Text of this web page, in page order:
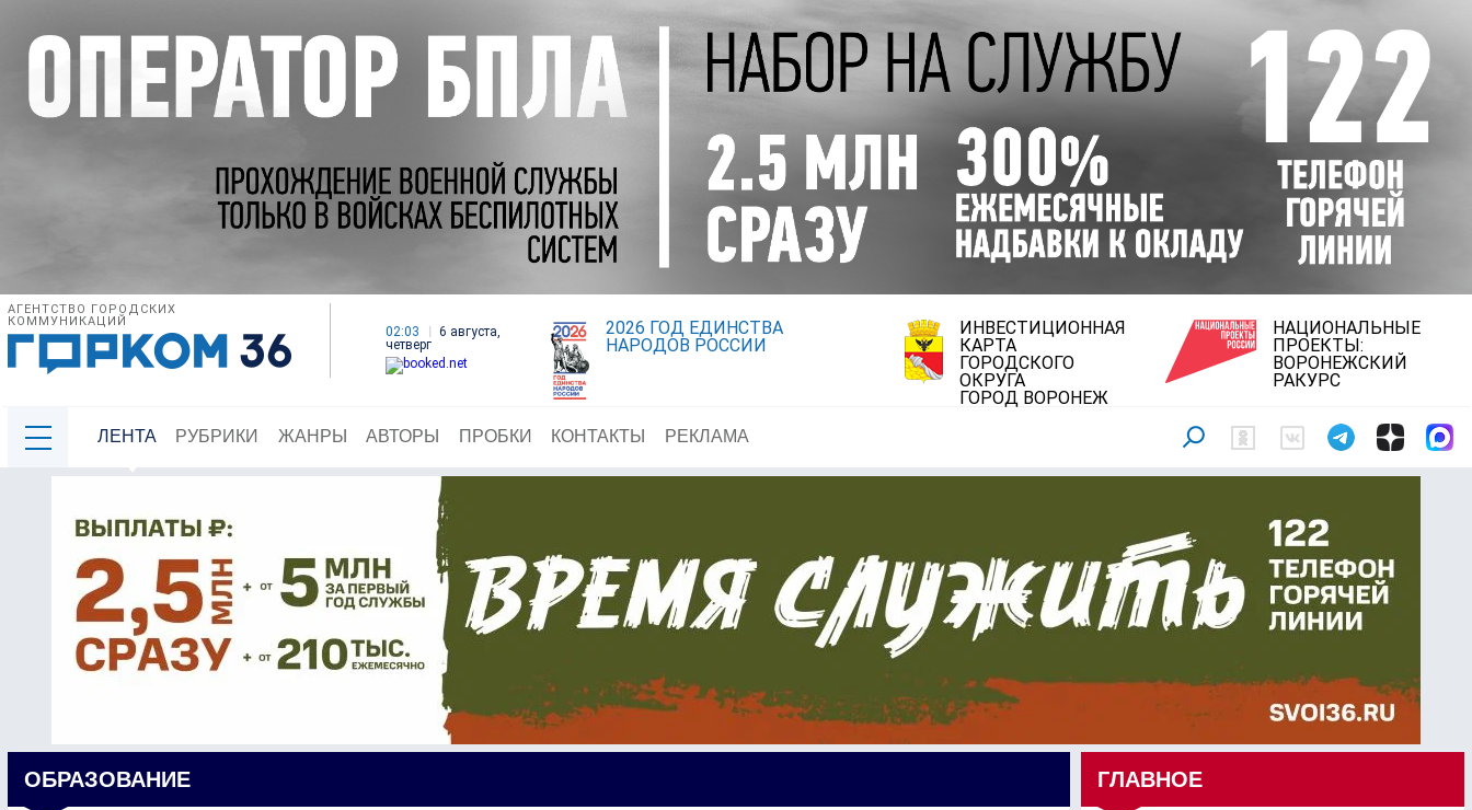
АГЕНТСТВО ГОРОДСКИХ
КОММУНИКАЦИЙ
02:03
6 августа,
четверг
2026 ГОД ЕДИНСТВА
НАРОДОВ РОССИИ
ИНВЕСТИЦИОННАЯ
КАРТА
ГОРОДСКОГО
ОКРУГА
ГОРОД ВОРОНЕЖ
НАЦИОНАЛЬНЫЕ
ПРОЕКТЫ:
ВОРОНЕЖСКИЙ
РАКУРС
ЛЕНТА РУБРИКИ ЖАНРЫ АВТОРЫ ПРОБКИ КОНТАКТЫ РЕКЛАМА
ОБРАЗОВАНИЕ ГЛАВНОЕ